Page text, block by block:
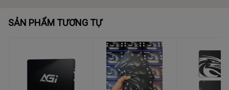
SẢN PHẨM TƯƠNG TỰ